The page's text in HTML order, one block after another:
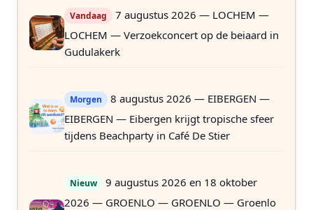
Vandaag
7 augustus 2026 — LOCHEM —
LOCHEM — Verzoekconcert op de beiaard in
Gudulakerk
Morgen
8 augustus 2026 — EIBERGEN —
EIBERGEN — Eibergen krijgt tropische sfeer
tijdens Beachparty in Café De Stier
Nieuw
9 augustus 2026 en 18 oktober
2026 — GROENLO — GROENLO — Groenlo